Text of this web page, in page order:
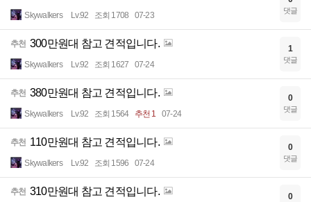
Skywalkers Lv.92 조회 1708 07-23 댓글
추천 300만원대 참고 견적입니다.
Skywalkers Lv.92 조회 1627 07-24
1
댓글
추천 380만원대 참고 견적입니다.
Skywalkers Lv.92 조회 1564 추천 1 07-24
0
댓글
추천 110만원대 참고 견적입니다.
Skywalkers Lv.92 조회 1596 07-24
0
댓글
추천 310만원대 참고 견적입니다. 0